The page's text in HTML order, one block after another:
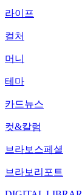
라이프
컬처
머니
테마
카드뉴스
컷&칼럼
브라보스페셜
브라보리포트